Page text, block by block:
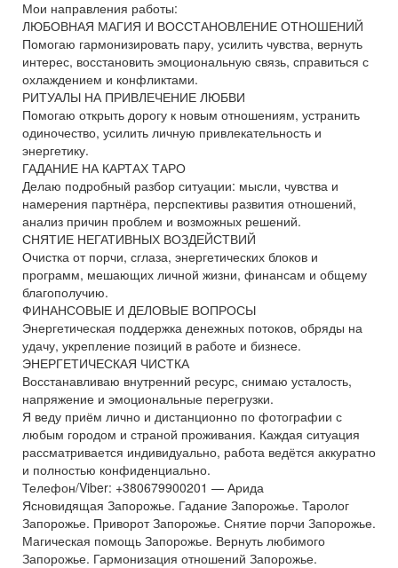
Мои направления работы:
ЛЮБОВНАЯ МАГИЯ И ВОССТАНОВЛЕНИЕ ОТНОШЕНИЙ
Помогаю гармонизировать пару, усилить чувства, вернуть
интерес, восстановить эмоциональную связь, справиться с
охлаждением и конфликтами.
РИТУАЛЫ НА ПРИВЛЕЧЕНИЕ ЛЮБВИ
Помогаю открыть дорогу к новым отношениям, устранить
одиночество, усилить личную привлекательность и
энергетику.
ГАДАНИЕ НА КАРТАХ ТАРО
Делаю подробный разбор ситуации: мысли, чувства и
намерения партнёра, перспективы развития отношений,
анализ причин проблем и возможных решений.
СНЯТИЕ НЕГАТИВНЫХ ВОЗДЕЙСТВИЙ
Очистка от порчи, сглаза, энергетических блоков и
программ, мешающих личной жизни, финансам и общему
благополучию.
ФИНАНСОВЫЕ И ДЕЛОВЫЕ ВОПРОСЫ
Энергетическая поддержка денежных потоков, обряды на
удачу, укрепление позиций в работе и бизнесе.
ЭНЕРГЕТИЧЕСКАЯ ЧИСТКА
Восстанавливаю внутренний ресурс, снимаю усталость,
напряжение и эмоциональные перегрузки.
Я веду приём лично и дистанционно по фотографии с
любым городом и страной проживания. Каждая ситуация
рассматривается индивидуально, работа ведётся аккуратно
и полностью конфиденциально.
Телефон/Viber: +380679900201 — Арида
Ясновидящая Запорожье. Гадание Запорожье. Таролог
Запорожье. Приворот Запорожье. Снятие порчи Запорожье.
Магическая помощь Запорожье. Вернуть любимого
Запорожье. Гармонизация отношений Запорожье.